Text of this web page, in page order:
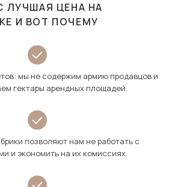
ЛУЧШАЯ ЦЕНА НА
И ВОТ ПОЧЕМУ
мы не содержим армию продавцов и
гектары арендных площадей.
позволяют нам не работать с
и экономить на их комиссиях.